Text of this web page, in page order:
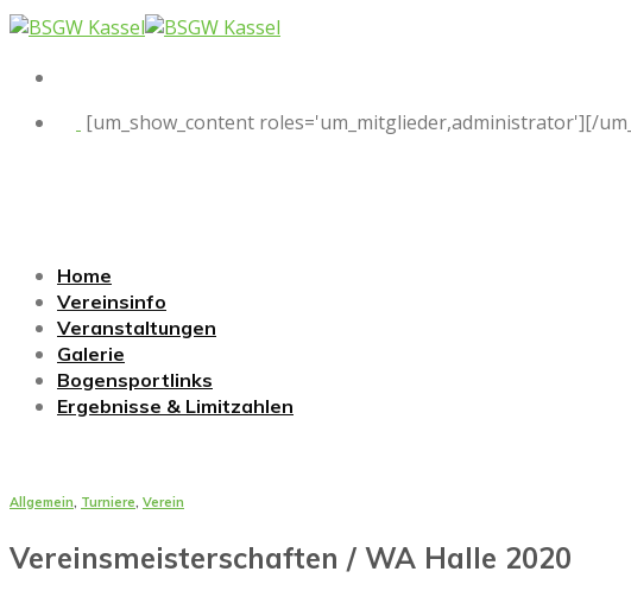
Skip
content
[um_show_content roles='um_mitglieder,administrator'][/
Home
Vereinsinfo
Veranstaltungen
Galerie
Bogensportlinks
Ergebnisse & Limitzahlen
Allgemein, Turniere, Verein
Vereinsmeisterschaften / WA Halle 2020